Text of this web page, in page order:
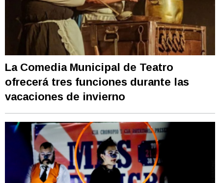
La Comedia Municipal de Teatro
ofrecerá tres funciones durante las
vacaciones de invierno